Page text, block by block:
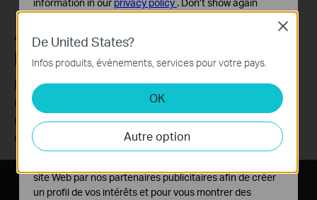
Alarme sonore et lumineuse
personnalisable
Enregistrez votre propre audio comme alarme pour
étendre vos utilisations. La lumière ultra-lumineuse
et réglable est également prise en charge pour
effrayer les visiteurs indésirables.
Zones privées, évadez-vous !
De United States?
Infos produits, événements, services pour votre pays.
OK
Autre option
Close
information in our privacy policy . Don’t show again
Ces cookies sont nécessaires au fonctionnement du
site Web et ne peuvent pas être désactivés dans vos
systèmes.
Cookies d'analyse et marketing
Les cookies d'analyse nous permettent d'analyser vos
activités sur notre site Web pour améliorer et ajuster les
fonctionnalités de notre site Web.
site Web par nos partenaires publicitaires afin de créer
un profil de vos intérêts et pour vous montrer des